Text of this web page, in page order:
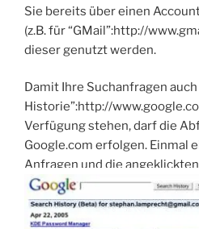
Sie bereits über einen
(z.B. für “GMail”:http://
dieser genutzt werden.
Damit Ihre Suchanfragen
Historie”:http://
Verfügung stehen, darf die
Google.com erfolgen. Einmal
Anfragen und die